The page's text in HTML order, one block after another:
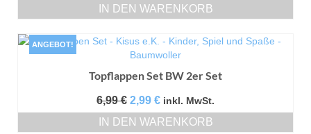
IN DEN WARENKORB
ANGEBOT!
Topflappen Set BW 2er Set
6,99€ Ursprünglicher
Preis
war:
2,99 €Aktueller
Preis
ist:
inkl. MwSt.
IN DEN WARENKORB